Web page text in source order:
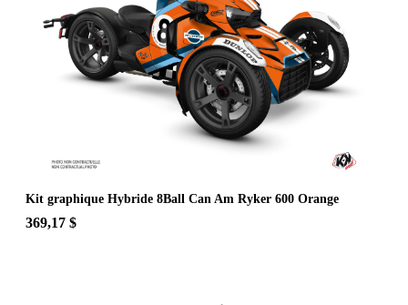
Kit graphique Hybride 8Ball Can Am Ryker 600 Orange
369,17 $